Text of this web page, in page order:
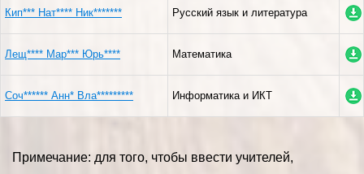
Кип*** Нат**** Ник******* Русский язык и литература
Лещ**** Мар*** Юрь**** Математика
Соч****** Анн* Вла********* Информатика и ИКТ
Примечание: для того, чтобы ввести учителей,